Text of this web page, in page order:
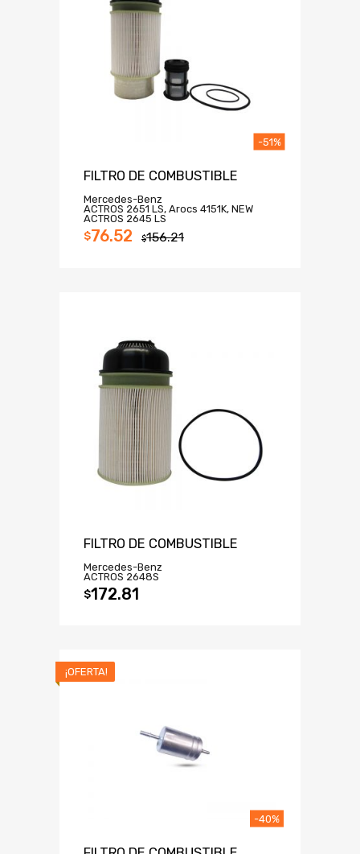
FILTRO DE COMBUSTIBLE
Mercedes-Benz
ACTROS 2651 LS, Arocs 4151K, NEW
ACTROS 2645 LS
$156.21
$76.52
-51%
FILTRO DE COMBUSTIBLE
Mercedes-Benz
ACTROS 2648S
$172.81
¡OFERTA!
-40%